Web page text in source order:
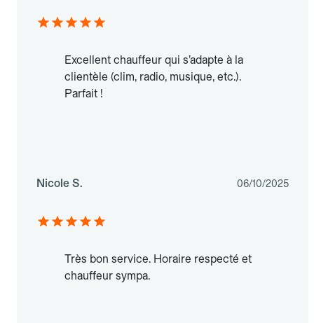
Excellent chauffeur qui s’adapte à la
clientèle (clim, radio, musique, etc.).
Parfait !
Nicole S. 06/10/2025
Très bon service. Horaire respecté et
chauffeur sympa.